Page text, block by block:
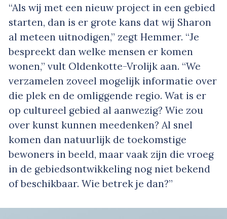
“Als wij met een nieuw project in een gebied
starten, dan is er grote kans dat wij Sharon
al meteen uitnodigen,” zegt Hemmer. “Je
bespreekt dan welke mensen er komen
wonen,” vult Oldenkotte-Vrolijk aan. “We
verzamelen zoveel mogelijk informatie over
die plek en de omliggende regio. Wat is er
op cultureel gebied al aanwezig? Wie zou
over kunst kunnen meedenken? Al snel
komen dan natuurlijk de toekomstige
bewoners in beeld, maar vaak zijn die vroeg
in de gebiedsontwikkeling nog niet bekend
of beschikbaar. Wie betrek je dan?”